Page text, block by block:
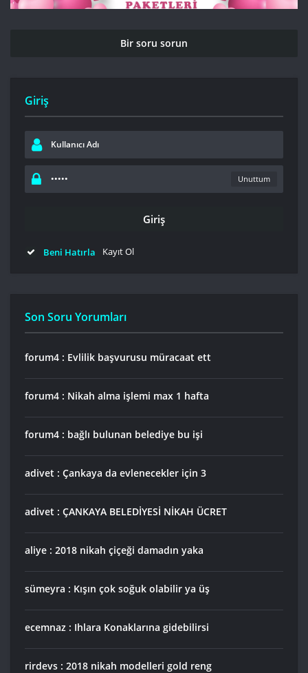
Bir soru sorun
Giriş
Unuttum
Beni Hatırla Kayıt Ol
Son Soru Yorumları
forum4 : Evlilik başvurusu müracaat ett
forum4 : Nikah alma işlemi max 1 hafta
forum4 : bağlı bulunan belediye bu işi
adivet : Çankaya da evlenecekler için 3
adivet : ÇANKAYA BELEDİYESİ NİKAH ÜCRET
aliye : 2018 nikah çiçeği damadın yaka
sümeyra : Kışın çok soğuk olabilir ya üş
ecemnaz : Ihlara Konaklarına gidebilirsi
rirdevs : 2018 nikah modelleri gold reng